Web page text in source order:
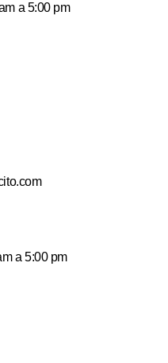
a 5:00 pm
a 5:00 pm